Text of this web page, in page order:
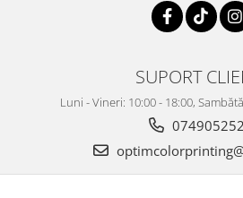
SUPORT
Luni - Vineri: 10:00 - 18:00,